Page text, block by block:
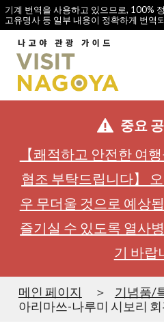
기계 번역을 사용하고 있으므로, 100%
고유명사 등 일부 내용이 정확하게 번역
중요
【쾌적하고 안전한 여
협조 부탁드립니다】
우 무더울 것으로 예상
즐기실 수 있도록 열사
기 바랍
메인 페이지
기념품/
아리마쓰-나루미 시보리